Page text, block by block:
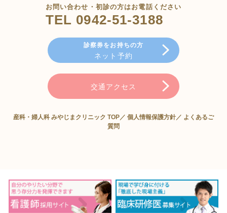
お問い合わせ・初診の方はお電話ください
TEL 0942-51-3188
診察券をお持ちの方
ネット予約
交通アクセス
産科・婦人科 みやじまクリニック TOP／ 個人情報保護方針／ よくあるご
質問